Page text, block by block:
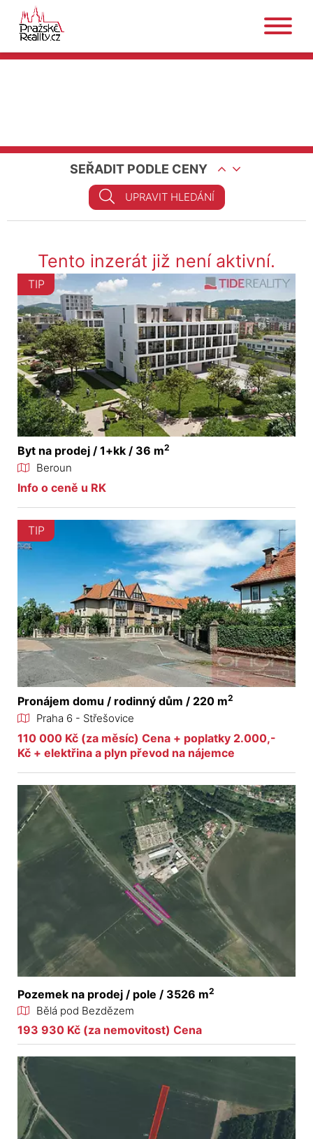
SEŘADIT PODLE CENY
UPRAVIT HLEDÁNÍ
Tento inzerát již není aktivní.
TIP
Byt na prodej / 1+kk / 36 m2
Beroun
Info o ceně u RK
TIP
Pronájem domu / rodinný dům / 220 m2
Praha 6 - Střešovice
110 000 Kč (za měsíc) Cena + poplatky 2.000,-
Kč + elektřina a plyn převod na nájemce
Pozemek na prodej / pole / 3526 m2
Bělá pod Bezdězem
193 930 Kč (za nemovitost) Cena